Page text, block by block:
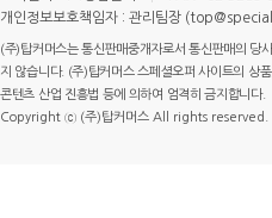
개인정보보호책임자 : 관리팀장
(주)탑커머스는 통신판매중개자로서 통신판매의 당
지 않습니다. (주)탑커머스 스페셜오퍼 사이트의 상
콘텐츠 산업 진흥법 등에 의하여 엄격히 금지합니다.
Copyright ⓒ (주)탑커머스 All rights reserved.